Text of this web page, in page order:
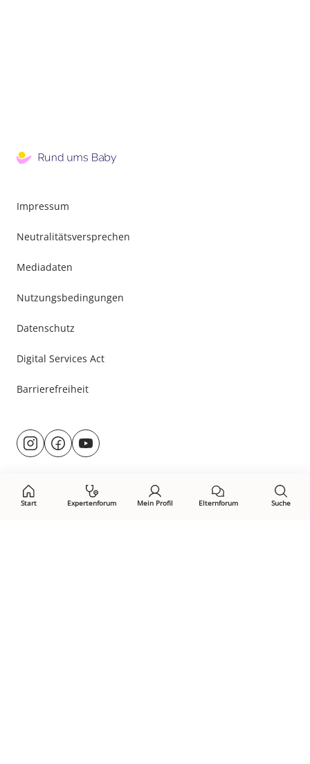
Start Expertenforum Mein Profil Elternforum Suche
Impressum
Neutralitätsversprechen
Mediadaten
Nutzungsbedingungen
Datenschutz
Digital Services Act
Barrierefreiheit
Besuche
uns@rund.ums.baby
facebook.com/rundumsbaby.de
youtube.com/@rundumsbaby_